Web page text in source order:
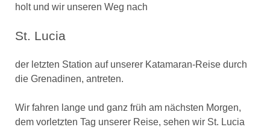
holt und wir unseren Weg nach
St. Lucia
der letzten Station auf unserer Katamaran-Reise durch
die Grenadinen, antreten.
Wir fahren lange und ganz früh am nächsten Morgen,
dem vorletzten Tag unserer Reise, sehen wir St. Lucia